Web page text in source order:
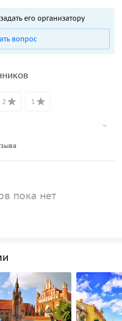
его организатору
вопрос
2 1
пока нет